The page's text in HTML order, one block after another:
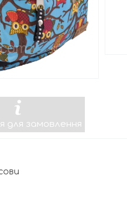
для замовлення